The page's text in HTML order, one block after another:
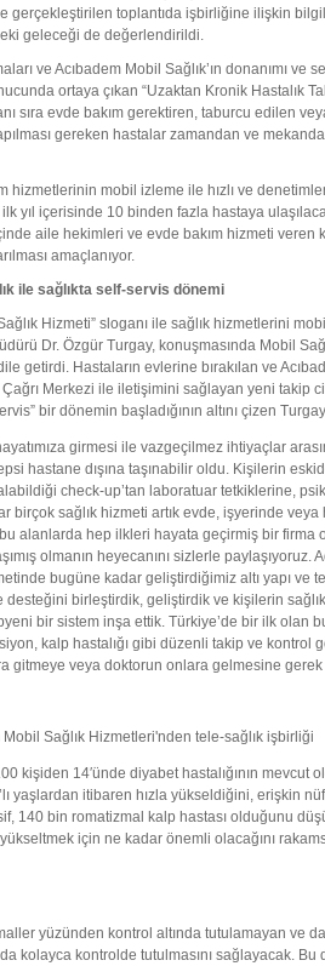
gerçekleştirilen toplantıda işbirliğine ilişkin
geleceği de değerlendirildi.
ve Acıbadem Mobil Sağlık’ın donanımı
ortaya çıkan “Uzaktan Kronik Hastalık
sıra evde bakım gerektiren, taburcu edilen
gereken hastalar zamandan ve
hizmetlerinin mobil izleme ile hızlı ve
yıl içerisinde 10 binden fazla hastaya
aile hekimleri ve evde bakım hizmeti veren
amaçlanıyor.
ile sağlıkta self-servis dönemi
Hizmeti” sloganı ile sağlık hizmetlerini
Dr. Özgür Turgay, konuşmasında Mobil
getirdi. Hastaların evlerine bırakılan ve
Çağrı Merkezi ile iletişimini sağlayan yeni takip
bir dönemin başladığının altını çizen
girmesi ile vazgeçilmez ihtiyaçlar
hastane dışına taşınabilir oldu. Kişilerin
check-up’tan laboratuar tetkiklerine,
birçok sağlık hizmeti artık evde, işyerinde
alanlarda hep ilkleri hayata geçirmiş bir firma
olmanın heyecanını sizlerle paylaşıyoruz.
bugüne kadar geliştirdiğimiz altı yapı ve
desteğini birleştirdik, geliştirdik ve kişilerin
bir sistem inşa ettik. Türkiye’de bir ilk olan
kalp hastalığı gibi düzenli takip ve kontrol
gitmeye veya doktorun onlara gelmesine
kişiden 14′ünde diyabet hastalığının mevcut
yaşlardan itibaren hızla yükseldiğini, erişkin
140 bin romatizmal kalp hastası olduğunu
için ne kadar önemli olacağını
yüzünden kontrol altında tutulamayan ve
da kolayca kontrolde tutulmasını sağlayacak.